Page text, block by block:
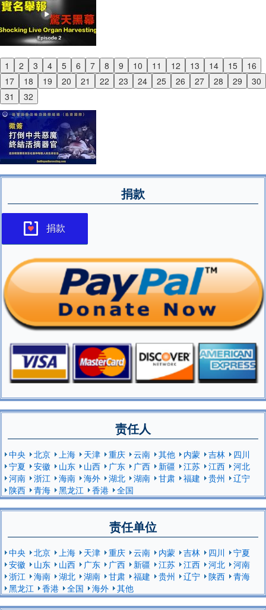
1 2 3 4 5 6 7 8 9 10 11 12 13 14 15
16
17
18 19 20 21 22 23 24 25 26 27 28 29
30
31
32
Previous
Next
捐款
捐款
责任人
中央 北京 上海 天津 重庆 云南 其他 内蒙 吉林
四川
宁夏
安徽 山东 山西 广东 广西 新疆 江苏 江西
河北
河南
浙江 海南 海外 湖北 湖南 甘肃 福建 贵州
辽宁
陕西
青海 黑龙江 香港 全国
责任单位
中央 北京 上海 天津 重庆 云南 内蒙 吉林 四川
宁夏
安徽
山东 山西 广东 广西 新疆 江苏 江西 河北
河南
浙江
海南 湖北 湖南 甘肃 福建 贵州 辽宁 陕西
青海
黑龙江
香港 全国 海外 其他